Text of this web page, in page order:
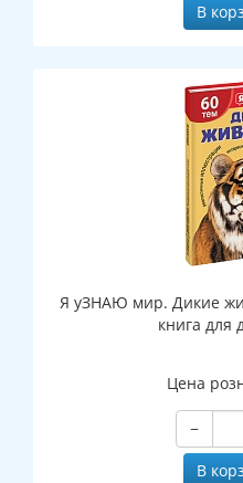
В
Я уЗНАЮ мир. Дикие
книга для
Цена
−
В